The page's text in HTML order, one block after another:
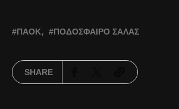
ΠΑΟΚ ΠΟΔΌΣΦΑΙΡΟ ΣΆΛΑΣ
SHARE